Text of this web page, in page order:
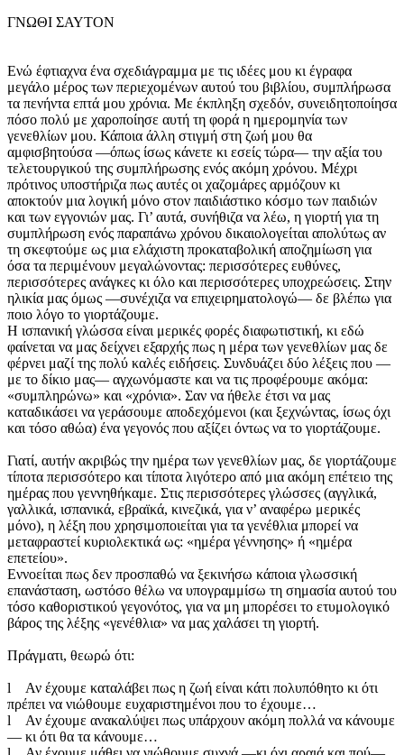
ΓΝΩΘΙ ΣΑΥΤΟΝ
Ενώ έφτιαχνα ένα σχεδιάγραμμα με τις ιδέες μου κι έγραφα
μεγάλο μέρος των περιεχομένων αυτού του βιβλίου, συμπλήρωσα
τα πενήντα επτά μου χρόνια. Με έκπληξη σχεδόν, συνειδητοποίησα
πόσο πολύ με χαροποίησε αυτή τη φορά η ημερομηνία των
γενεθλίων μου. Κάποια άλλη στιγμή στη ζωή μου θα
αμφισβητούσα —όπως ίσως κάνετε κι εσείς τώρα— την αξία του
τελετουργικού της συμπλήρωσης ενός ακόμη χρόνου. Μέχρι
πρότινος υποστήριζα πως αυτές οι χαζομάρες αρμόζουν κι
αποκτούν μια λογική μόνο στον παιδιάστικο κόσμο των παιδιών
και των εγγονιών μας. Γι’ αυτά, συνήθιζα να λέω, η γιορτή για τη
συμπλήρωση ενός παραπάνω χρόνου δικαιολογείται απολύτως αν
τη σκεφτούμε ως μια ελάχιστη προκαταβολική αποζημίωση για
όσα τα περιμένουν μεγαλώνοντας: περισσότερες ευθύνες,
περισσότερες ανάγκες κι όλο και περισσότερες υποχρεώσεις. Στην
ηλικία μας όμως —συνέχιζα να επιχειρηματολογώ— δε βλέπω για
ποιο λόγο το γιορτάζουμε.
Η ισπανική γλώσσα είναι μερικές φορές διαφωτιστική, κι εδώ
φαίνεται να μας δείχνει εξαρχής πως η μέρα των γενεθλίων μας δε
φέρνει μαζί της πολύ καλές ειδήσεις. Συνδυάζει δύο λέξεις που —
με το δίκιο μας— αγχωνόμαστε και να τις προφέρουμε ακόμα:
«συμπληρώνω» και «χρόνια». Σαν να ήθελε έτσι να μας
καταδικάσει να γεράσουμε αποδεχόμενοι (και ξεχνώντας, ίσως όχι
και τόσο αθώα) ένα γεγονός που αξίζει όντως να το γιορτάζουμε.
Γιατί, αυτήν ακριβώς την ημέρα των γενεθλίων μας, δε γιορτάζουμε
τίποτα περισσότερο και τίποτα λιγότερο από μια ακόμη επέτειο της
ημέρας που γεννηθήκαμε. Στις περισσότερες γλώσσες (αγγλικά,
γαλλικά, ισπανικά, εβραϊκά, κινεζικά, για ν’ αναφέρω μερικές
μόνο), η λέξη που χρησιμοποιείται για τα γενέθλια μπορεί να
μεταφραστεί κυριολεκτικά ως: «ημέρα γέννησης» ή «ημέρα
επετείου».
Εννοείται πως δεν προσπαθώ να ξεκινήσω κάποια γλωσσική
επανάσταση, ωστόσο θέλω να υπογραμμίσω τη σημασία αυτού του
τόσο καθοριστικού γεγονότος, για να μη μπορέσει το ετυμολογικό
βάρος της λέξης «γενέθλια» να μας χαλάσει τη γιορτή.
Πράγματι, θεωρώ ότι:
l Αν έχουμε καταλάβει πως η ζωή είναι κάτι πολυπόθητο κι ότι
πρέπει να νιώθουμε ευχαριστημένοι που το έχουμε…
l Αν έχουμε ανακαλύψει πως υπάρχουν ακόμη πολλά να κάνουμε
— κι ότι θα τα κάνουμε…